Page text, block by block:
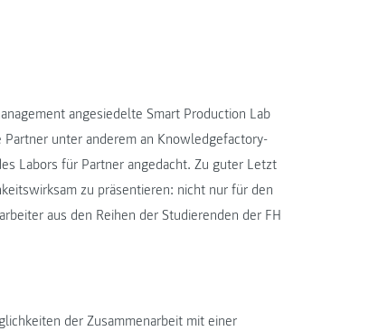
angesiedelte Smart Production Lab
unter anderem an Knowledgefactory-
Labors für Partner angedacht. Zu guter Letzt
zu präsentieren: nicht nur für den
aus den Reihen der Studierenden der FH
der Zusammenarbeit mit einer